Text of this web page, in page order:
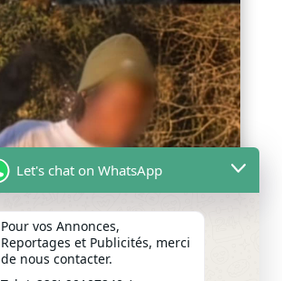
Let's chat on WhatsApp
Pour vos Annonces,
Reportages et Publicités, merci
de nous contacter.